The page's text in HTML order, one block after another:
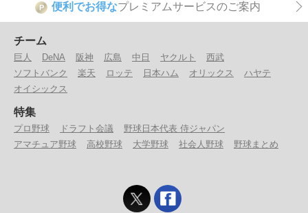
P 便利でお得なプレミアムサービスのご案内
チーム
巨人 DeNA 阪神 広島 中日 ヤクルト
西武
ソフトバンク
楽天 ロッテ 日本ハム オリックス
ハヤテ
オイシックス
特集
プロ野球 ドラフト会議
野球日本代表 侍ジャパン
アマチュア野球
高校野球 大学野球 社会人野球 野球まとめ